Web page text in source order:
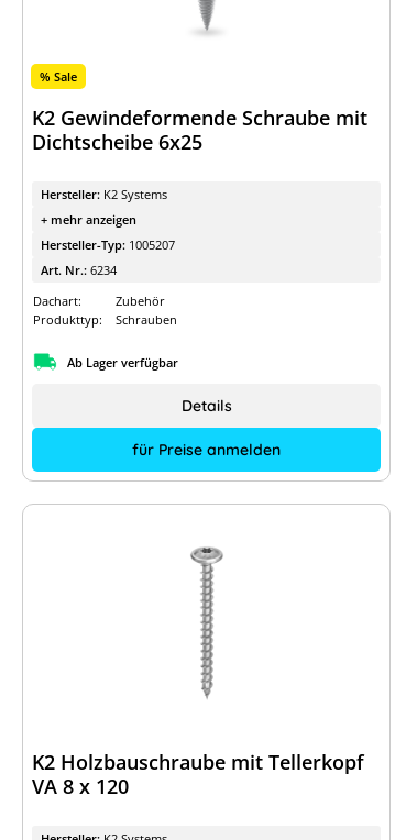
% Sale
K2 Gewindeformende Schraube mit
Dichtscheibe 6x25
Hersteller: K2 Systems
+ mehr anzeigen
Hersteller-Typ: 1005207
Art. Nr.: 6234
Dachart:
Zubehör
Produkttyp:
Schrauben
Ab Lager verfügbar
für Preise anmelden
Details
K2 Holzbauschraube mit Tellerkopf
VA 8 x 120